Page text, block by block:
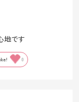
地です
0